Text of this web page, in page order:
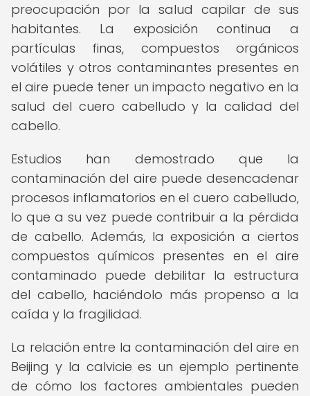
preocupación por la salud capilar de sus
habitantes. La exposición continua a
partículas finas, compuestos orgánicos
volátiles y otros contaminantes presentes en
el aire puede tener un impacto negativo en la
salud del cuero cabelludo y la calidad del
cabello.
Estudios han demostrado que la
contaminación del aire puede desencadenar
procesos inflamatorios en el cuero cabelludo,
lo que a su vez puede contribuir a la pérdida
de cabello. Además, la exposición a ciertos
compuestos químicos presentes en el aire
contaminado puede debilitar la estructura
del cabello, haciéndolo más propenso a la
caída y la fragilidad.
La relación entre la contaminación del aire en
Beijing y la calvicie es un ejemplo pertinente
de cómo los factores ambientales pueden